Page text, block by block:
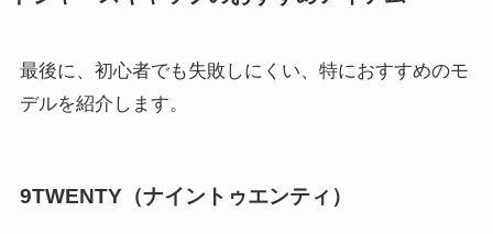
最後に、初心者でも失敗しにくい、特におすすめのモ
デルを紹介します。
9TWENTY（ナイントゥエンティ）